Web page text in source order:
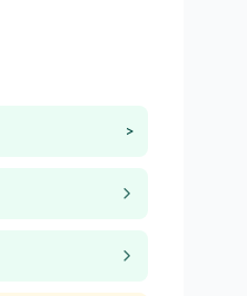
>